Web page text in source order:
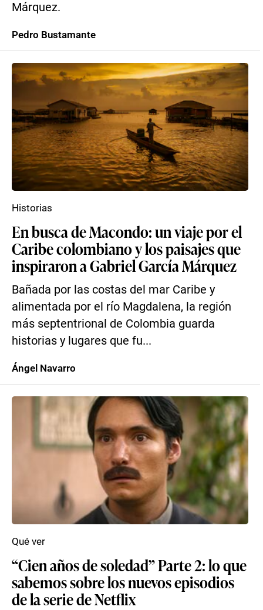
Márquez.
Pedro Bustamante
En busca de Macondo: un viaje por el
Caribe colombiano y los paisajes que
inspiraron a Gabriel García Márquez
Bañada por las costas del mar Caribe y
alimentada por el río Magdalena, la región
más septentrional de Colombia guarda
historias y lugares que fu...
Historias
Ángel Navarro
“Cien años de soledad” Parte 2: lo que
sabemos sobre los nuevos episodios
de la serie de Netflix
Qué ver